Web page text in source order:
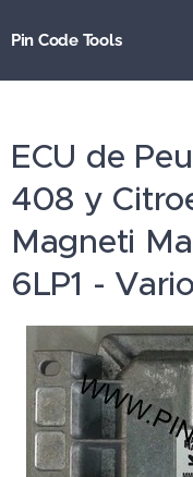
Pin Code Tools
ECU de
408 y
Magneti
6LP1 -